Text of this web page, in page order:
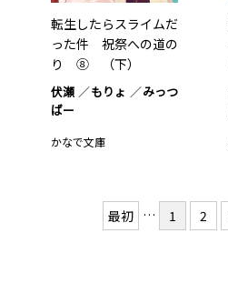
転生したらスライムだ
った件 祝祭への道の
り ⑧ （下）
伏瀬 もりょ
みっつ
ばー
かなで文庫
最初 … 1 2